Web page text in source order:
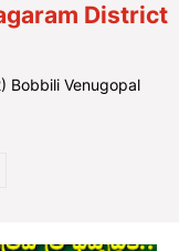
District
Bobbili Venugopal